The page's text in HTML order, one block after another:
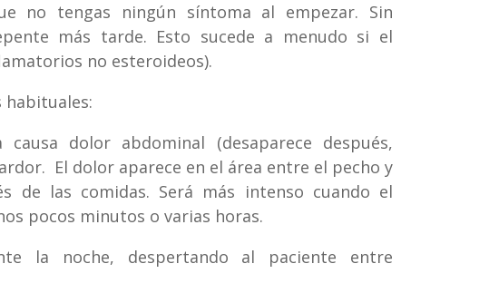
no tengas ningún síntoma al empezar. Sin
más tarde. Esto sucede a menudo si el
no esteroideos).
habituales:
dolor abdominal (desaparece después,
El dolor aparece en el área entre el pecho y
de las comidas. Será más intenso cuando el
pocos minutos o varias horas.
la noche, despertando al paciente entre